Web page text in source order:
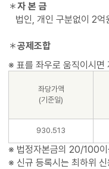
＊자 본 금
법인, 개인 구분없이 2억
＊공제조합
좌당가액
(기준일)
930.513
※ 법정자본금의 20/100이
※ 신규 등록시는 최하위